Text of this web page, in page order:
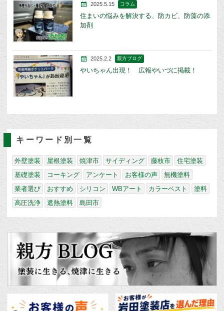
2025.5.15 コラム
住まいの悩みを解決する、防カビ、防藻の添
加剤
2025.2.2 親方ブログ
やいちゃん出現！ 広報やいづに掲載！
キーワード別一覧
外壁塗装 屋根塗装 焼津市 サイディング 藤枝市
住宅塗装
基礎塗装
コーキング アンケート お客様の声
無機塗料
業者選び
おすすめ シリコン WBアート カラーベスト
塗料
高圧洗浄
遮熱塗料 島田市